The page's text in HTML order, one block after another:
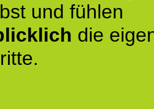
und fühlen
die